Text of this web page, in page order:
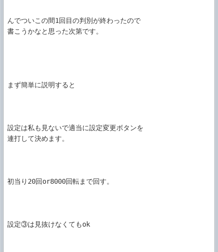
んでついこの間1回目の判別が終わったので
書こうかなと思った次第です。
まず簡単に説明すると
設定は私も見ないで適当に設定変更ボタンを
連打して決めます。
初当り20回or8000回転まで回す。
設定③は見抜けなくてもok